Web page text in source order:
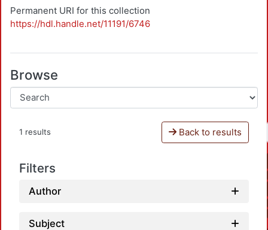
Permanent URI for this collection
https://hdl.handle.net/11191/6746
Browse
1 results Back to results
Filters
Author
Subject